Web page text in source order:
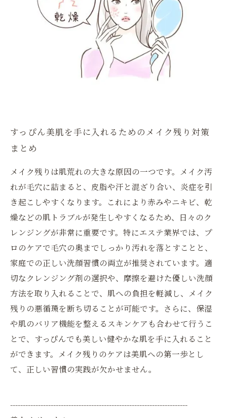
すっぴん美肌を手に入れるためのメイク残り対策
まとめ
メイク残りは肌荒れの大きな原因の一つです。メイク汚
れが毛穴に詰まると、皮脂や汗と混ざり合い、炎症を引
き起こしやすくなります。これにより赤みやニキビ、乾
燥などの肌トラブルが発生しやすくなるため、日々のク
レンジングが非常に重要です。特にエステ業界では、プ
ロのケアで毛穴の奥までしっかり汚れを落とすことと、
家庭での正しい洗顔習慣の両立が推奨されています。適
切なクレンジング剤の選択や、摩擦を避けた優しい洗顔
方法を取り入れることで、肌への負担を軽減し、メイク
残りの悪循環を断ち切ることが可能です。さらに、保湿
や肌のバリア機能を整えるスキンケアも合わせて行うこ
とで、すっぴんでも美しい健やかな肌を手に入れること
ができます。メイク残りのケアは美肌への第一歩とし
て、正しい習慣の実践が欠かせません。
----------------------------------------------------------------------